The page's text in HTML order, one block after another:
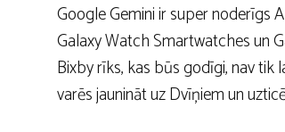
Google Gemini ir super noderīgs
Galaxy Watch Smartwatches un
Bixby rīks, kas būs godīgi, nav tik
varēs jaunināt uz Dvīņiem un